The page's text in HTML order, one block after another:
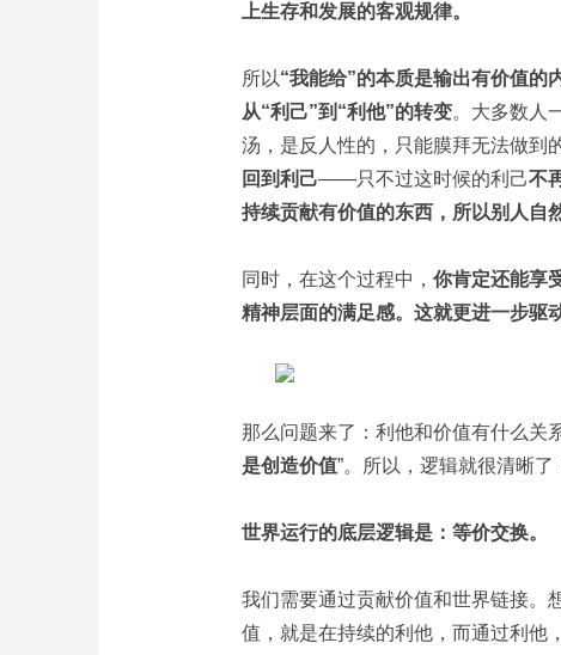
上生存和发展的客观规律。
所以“我能给”的本质是输出有价值的
从“利己”到“利他”的转变。大多数人
汤，是反人性的，只能膜拜无法做到
回到利己——只不过这时候的利己不
持续贡献有价值的东西，所以别人自
同时，在这个过程中， 你肯定还能享
精神层面的满足感。这就更进一步驱
那么问题来了：利他和价值有什么关
是创造价值”。所以，逻辑就很清晰了
世界运行的底层逻辑是：等价交换。
我们需要通过贡献价值和世界链接。
值，就是在持续的利他，而通过利他